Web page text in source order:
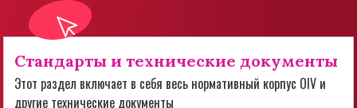
Стандарты и технические документы
Этот раздел включает в себя весь нормативный корпус OIV и
другие технические документы